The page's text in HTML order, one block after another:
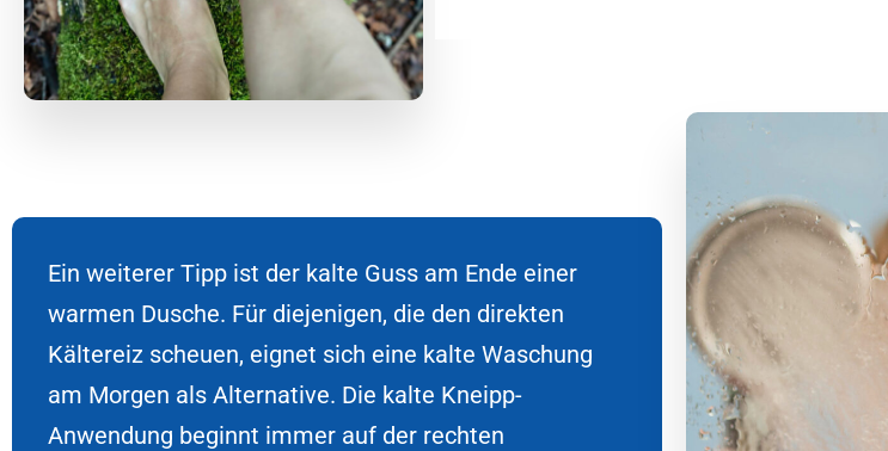
Ein weiterer Tipp ist der kalte Guss am Ende einer
warmen Dusche. Für diejenigen, die den direkten
Kältereiz scheuen, eignet sich eine kalte Waschung
am Morgen als Alternative. Die kalte Kneipp-
Anwendung beginnt immer auf der rechten